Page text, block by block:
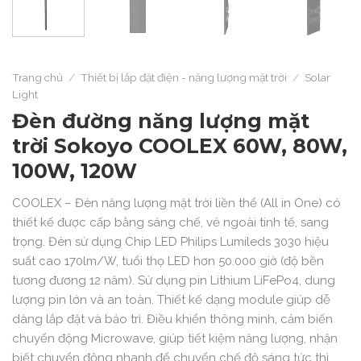
Trang chủ / Thiết bị lắp đặt điện - năng lượng mặt trời / Solar
Light
Đèn đường năng lượng mặt
trời Sokoyo COOLEX 60W, 80W,
100W, 120W
COOLEX – Đèn năng lượng mặt trời liền thể (All in One) có
thiết kế được cấp bằng sáng chế, vẻ ngoài tinh tế, sang
trọng. Đèn sử dụng Chip LED Philips Lumileds 3030 hiệu
suất cao 170lm/W, tuổi thọ LED hơn 50.000 giờ (độ bền
tương đương 12 năm). Sử dụng pin Lithium LiFePo4, dung
lượng pin lớn và an toàn. Thiết kế dạng module giúp dễ
dàng lắp đặt và bảo trì. Điều khiển thông minh, cảm biến
chuyển động Microwave, giúp tiết kiệm năng lượng, nhận
biết chuyển động nhanh để chuyển chế độ sáng tức thì.